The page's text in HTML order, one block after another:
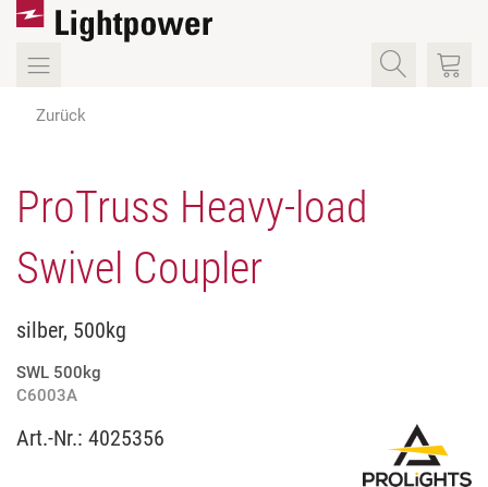
Zurück
ProTruss Heavy-load
Swivel Coupler
silber, 500kg
SWL 500kg
C6003A
Art.-Nr.: 4025356